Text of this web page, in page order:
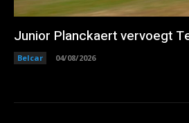
Junior Planckaert vervoegt
Belcar 04/08/2026